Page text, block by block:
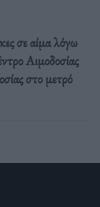
σε αίμα λόγω
Αιμοδοσίας
στο μετρό